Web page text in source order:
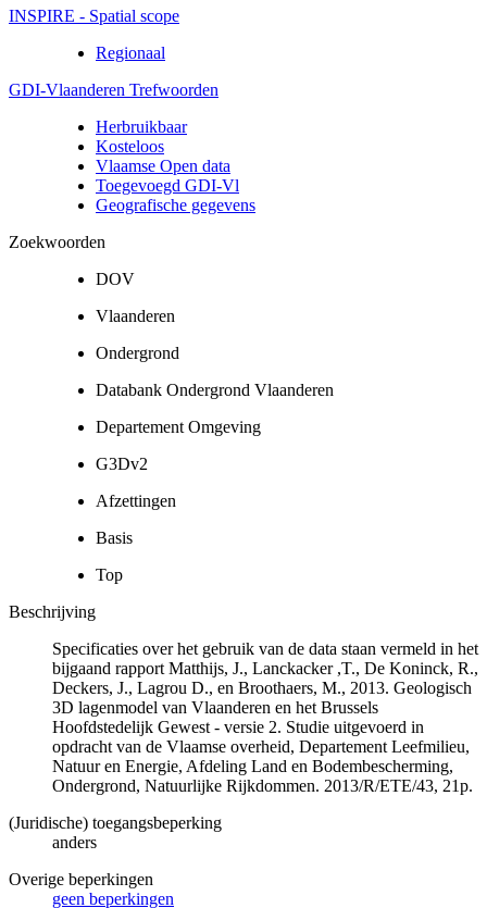
INSPIRE - Spatial scope
Regionaal
GDI-Vlaanderen Trefwoorden
Herbruikbaar
Kosteloos
Vlaamse Open data
Toegevoegd GDI-Vl
Geografische gegevens
Zoekwoorden
DOV
Vlaanderen
Ondergrond
Databank Ondergrond Vlaanderen
Departement Omgeving
G3Dv2
Afzettingen
Basis
Top
Beschrijving
Specificaties over het gebruik van de data staan vermeld in het
bijgaand rapport Matthijs, J., Lanckacker ,T., De Koninck, R.,
Deckers, J., Lagrou D., en Broothaers, M., 2013. Geologisch
3D lagenmodel van Vlaanderen en het Brussels
Hoofdstedelijk Gewest - versie 2. Studie uitgevoerd in
opdracht van de Vlaamse overheid, Departement Leefmilieu,
Natuur en Energie, Afdeling Land en Bodembescherming,
Ondergrond, Natuurlijke Rijkdommen. 2013/R/ETE/43, 21p.
(Juridische) toegangsbeperking
anders
Overige beperkingen
geen beperkingen